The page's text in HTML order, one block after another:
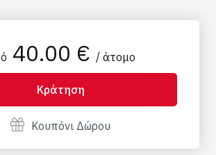
40.00 € / άτομο
Κράτηση
Κουπόνι Δώρου